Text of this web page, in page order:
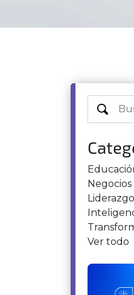
Negocios
Liderazgo
Ver todo